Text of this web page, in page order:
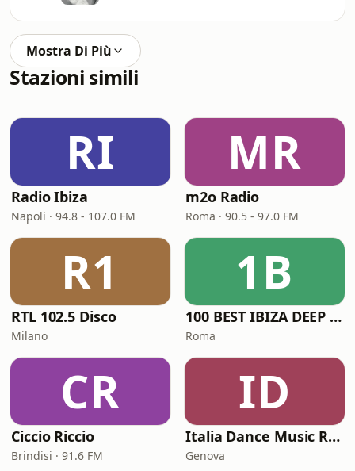
Mostra Di Più
Stazioni simili
RI
Radio Ibiza
Napoli · 94.8 - 107.0 FM
MR
m2o Radio
Roma · 90.5 - 97.0 FM
R1
RTL 102.5 Disco
Milano
1B
100 BEST IBIZA DEEP HOUSE
Roma
CR
Ciccio Riccio
Brindisi · 91.6 FM
ID
Italia Dance Music Radio
Genova